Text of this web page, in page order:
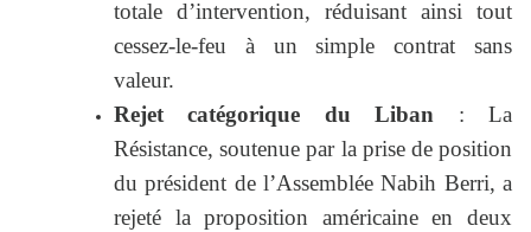
totale d’intervention, réduisant ainsi tout
cessez-le-feu à un simple contrat sans
valeur.
Rejet catégorique du Liban : La
Résistance, soutenue par la prise de position
du président de l’Assemblée Nabih Berri, a
rejeté la proposition américaine en deux